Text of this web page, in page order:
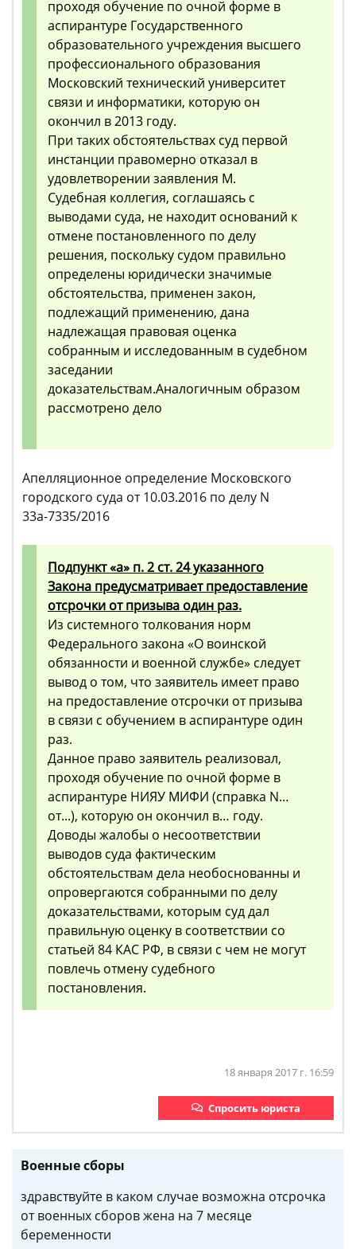
проходя обучение по очной форме в
аспирантуре Государственного
образовательного учреждения высшего
профессионального образования
Московский технический университет
связи и информатики, которую он
окончил в 2013 году.
При таких обстоятельствах суд первой
инстанции правомерно отказал в
удовлетворении заявления М.
Судебная коллегия, соглашаясь с
выводами суда, не находит оснований к
отмене постановленного по делу
решения, поскольку судом правильно
определены юридически значимые
обстоятельства, применен закон,
подлежащий применению, дана
надлежащая правовая оценка
собранным и исследованным в судебном
заседании
доказательствам.Аналогичным образом
рассмотрено дело
Апелляционное определение Московского
городского суда от 10.03.2016 по делу N
33а-7335/2016
Подпункт «а» п. 2 ст. 24 указанного
Закона предусматривает предоставление
отсрочки от призыва один раз.
Из системного толкования норм
Федерального закона «О воинской
обязанности и военной службе» следует
вывод о том, что заявитель имеет право
на предоставление отсрочки от призыва
в связи с обучением в аспирантуре один
раз.
Данное право заявитель реализовал,
проходя обучение по очной форме в
аспирантуре НИЯУ МИФИ (справка N…
от...), которую он окончил в… году.
Доводы жалобы о несоответствии
выводов суда фактическим
обстоятельствам дела необоснованны и
опровергаются собранными по делу
доказательствами, которым суд дал
правильную оценку в соответствии со
статьей 84 КАС РФ, в связи с чем не могут
повлечь отмену судебного
постановления.
18 января 2017 г. 16:59
Спросить юриста
Военные сборы
здравствуйте в каком случае возможна отсрочка
от военных сборов жена на 7 месяце
беременности